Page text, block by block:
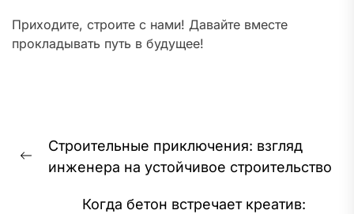
Приходите, строите с нами! Давайте вместе
прокладывать путь в будущее!
по
записям
Предыдущая
Строительные приключения: взгляд
инженера на устойчивое строительство
Когда бетон встречает креатив: